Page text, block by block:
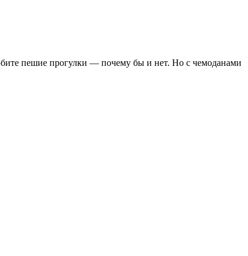
пешие прогулки — почему бы и нет. Но с чемоданами